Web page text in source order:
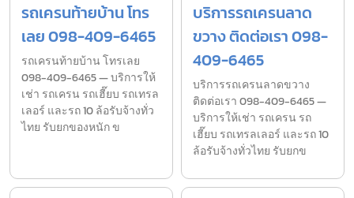
รถเครนท้ายบ้าน โทร
เลย 098-409-6465
รถเครนท้ายบ้าน โทรเลย
098-409-6465 — บริการให้
เช่า รถเครน รถเฮี๊ยบ รถเทรล
เลอร์ และรถ 10 ล้อรับจ้างทั่ว
ไทย รับยกของหนัก ข
บริการรถเครนลาด
ขวาง ติดต่อเรา 098-
409-6465
บริการรถเครนลาดขวาง
ติดต่อเรา 098-409-6465 —
บริการให้เช่า รถเครน รถ
เฮี๊ยบ รถเทรลเลอร์ และรถ 10
ล้อรับจ้างทั่วไทย รับยกข